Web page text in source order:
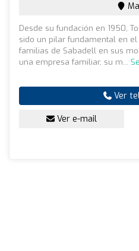
Desde su fundación en 1950,
sido un pilar fundamental en
familias de Sabadell en sus
una empresa familiar, su m...
Ver
Ver e-mail